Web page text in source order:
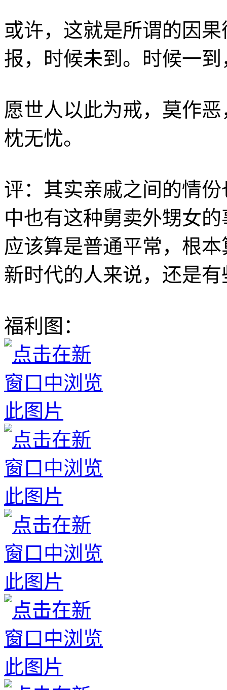
或许，这就是所谓的因
报，时候未到。时候一
愿世人以此为戒，莫作
枕无忧。
评：其实亲戚之间的情
中也有这种舅卖外甥女
应该算是普通平常，根
新时代的人来说，还是
福利图：